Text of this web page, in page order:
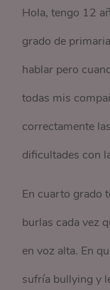
Hola, tengo 12
grado de
hablar pero
todas mis
correctamente
dificultades con
En cuarto grado
burlas cada vez
en voz alta. En
sufría bullying y